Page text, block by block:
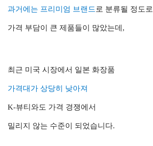
과거에는 프리미엄 브랜드로 분류될 정도로
가격 부담이 큰 제품들이 많았는데,
최근 미국 시장에서 일본 화장품
가격대가 상당히 낮아져
K-뷰티와도 가격 경쟁에서
밀리지 않는 수준이 되었습니다.